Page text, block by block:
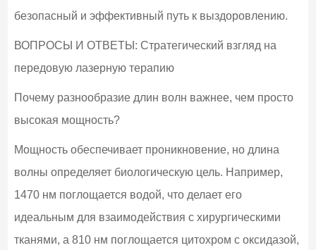
безопасный и эффективный путь к выздоровлению.
ВОПРОСЫ И ОТВЕТЫ: Стратегический взгляд на
передовую лазерную терапию
Почему разнообразие длин волн важнее, чем просто
высокая мощность?
Мощность обеспечивает проникновение, но длина
волны определяет биологическую цель. Например,
1470 нм поглощается водой, что делает его
идеальным для взаимодействия с хирургическими
тканями, а 810 нм поглощается цитохром с оксидазой,